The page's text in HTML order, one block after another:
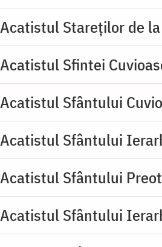
Acatistul Stareţilor de
Acatistul Sfintei
Acatistul Sfântului
Acatistul Sfântului
Acatistul Sfântului
Acatistul Sfântului